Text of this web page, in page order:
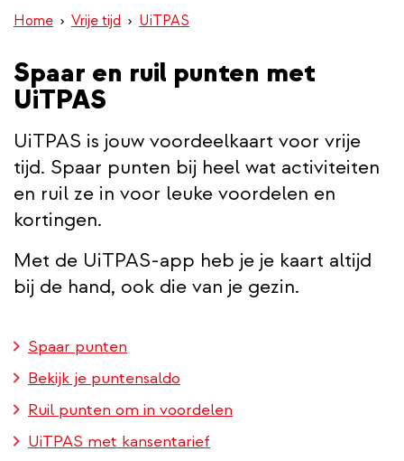
inhoud
gaan
Home Vrije tijd UiTPAS
Spaar en ruil punten met
UiTPAS
UiTPAS is jouw voordeelkaart voor vrije
tijd. Spaar punten bij heel wat activiteiten
en ruil ze in voor leuke voordelen en
kortingen.
Met de UiTPAS-app heb je je kaart altijd
bij de hand, ook die van je gezin.
Spaar punten
Bekijk je puntensaldo
Ruil punten om in voordelen
UiTPAS met kansentarief